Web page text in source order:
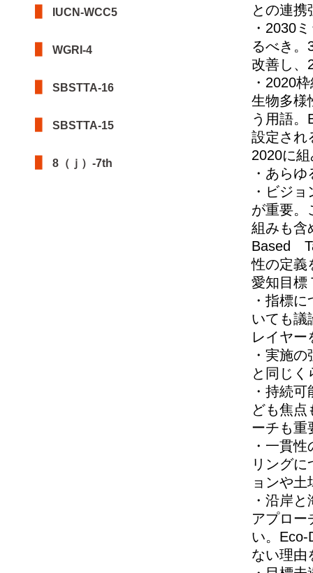
IUCN-WCC5
WGRI-4
SBSTTA-16
SBSTTA-15
8（ｊ）-7th
との連携
・2030
るべき。
改善し、
・2020
生物多様
う用語。
設定され
2020に
・あら
・ビジ
が重要。
組みも含
Based
性の定義
愛知目標
・指標
いても議
レイヤー
・実施
と同じく
・持続
ども焦
ーチも重
・一貫
リング
ョンや
・沿岸
アプロー
い。Eco-
ない理由